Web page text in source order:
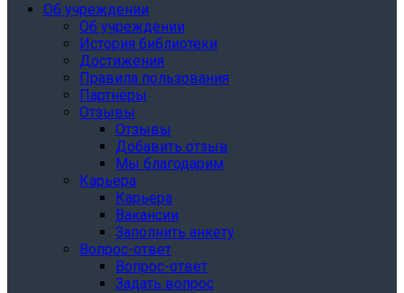
Об учреждении
Об учреждении
История библиотеки
Достижения
Правила пользования
Партнёры
Отзывы
Отзывы
Добавить отзыв
Мы благодарим
Карьера
Карьера
Вакансии
Заполнить анкету
Вопрос-ответ
Вопрос-ответ
Задать вопрос